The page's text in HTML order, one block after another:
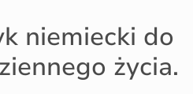
niemiecki do
życia.